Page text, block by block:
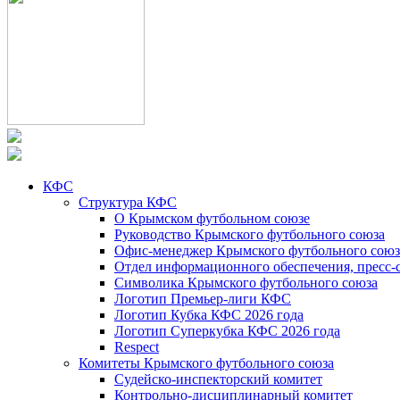
КФС
Структура КФС
О Крымском футбольном союзе
Руководство Крымского футбольного союза
Офис-менеджер Крымского футбольного
Отдел информационного обеспечения, пресс-
Символика Крымского футбольного союза
Логотип Премьер-лиги КФС
Логотип Кубка КФС 2026 года
Логотип Суперкубка КФС 2026 года
Respect
Комитеты Крымского футбольного союза
Судейско-инспекторский комитет
Контрольно-дисциплинарный комитет